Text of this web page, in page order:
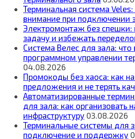
Терминальная система
внимание при подключении
Электромонтаж без спешки:
задачу и избежать
Система Велес для зала:
программном управлении
04.08.2026
Промокоды без хаоса: как
предложения и не терять
Автоматизированные
для зала: как
инфраструктуру 03.08.2026
Терминальные системы для
подключение и поддержку